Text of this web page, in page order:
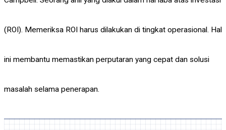
(ROI). Memeriksa ROI harus dilakukan di tingkat operasional. Hal
ini membantu memastikan perputaran yang cepat dan solusi
masalah selama penerapan.